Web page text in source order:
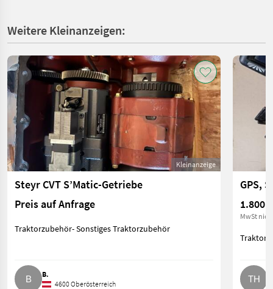
Weitere Kleinanzeigen:
Kleinanzeige
Steyr CVT S’Matic-Getriebe
Preis auf Anfrage
Traktorzubehör- Sonstiges Traktorzubehör
B.
4600 Oberösterreich
GPS,
1.800 €
MwSt